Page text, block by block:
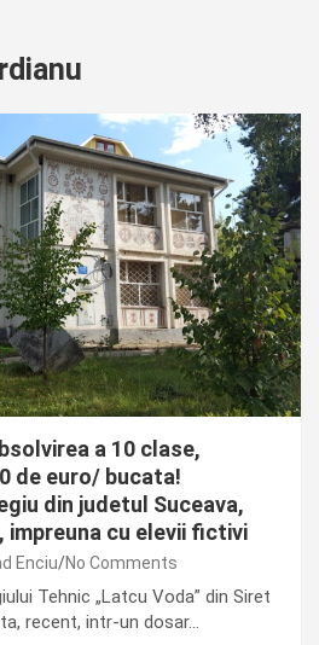
a 10 clase,
de euro/ bucata!
din judetul Suceava,
impreuna cu elevii fictivi
Enciu No Comments
Tehnic „Latcu Voda” din Siret
recent, intr-un dosar…